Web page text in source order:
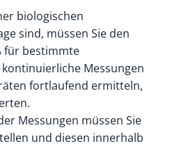
biologischen
sind, müssen Sie den
für bestimmte
Messungen
fortlaufend ermitteln,
Messungen müssen Sie
und diesen innerhalb